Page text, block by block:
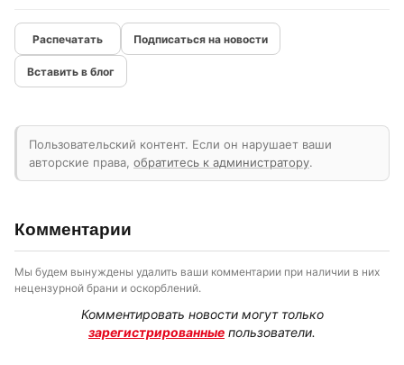
Подписаться на новости
Вставить в блог
Пользовательский контент. Если он нарушает ваши
авторские права, обратитесь к администратору.
Комментарии
Мы будем вынуждены удалить ваши комментарии при наличии в них
нецензурной брани и оскорблений.
Комментировать новости могут только
зарегистрированные пользователи.